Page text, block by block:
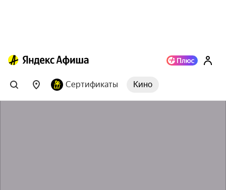
Сертификаты Кино